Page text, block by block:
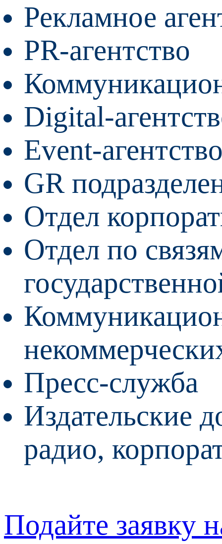
Рекламное
PR-агентство
Digital-
Event-
GR
Отдел
Отдел по
Пресс-служба
Издательские
радио,
Подайте заявку